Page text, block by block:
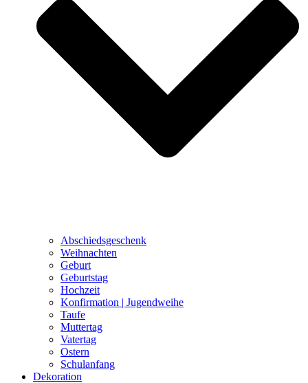
Abschiedsgeschenk
Weihnachten
Geburt
Geburtstag
Hochzeit
Konfirmation | Jugendweihe
Taufe
Muttertag
Vatertag
Ostern
Schulanfang
Dekoration